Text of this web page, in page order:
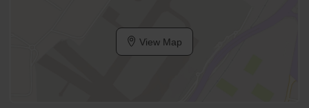
View Map